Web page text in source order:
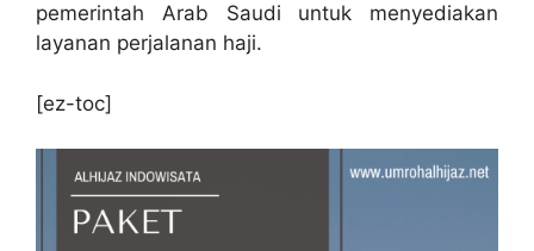
pemerintah Arab Saudi untuk menyediakan
layanan perjalanan haji.
[ez-toc]